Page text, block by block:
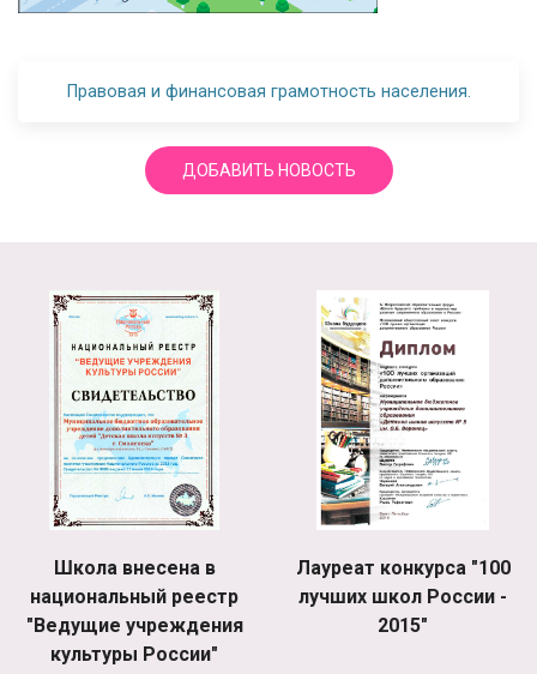
Правовая и финансовая грамотность населения.
ДОБАВИТЬ НОВОСТЬ
Школа внесена в
национальный реестр
"Ведущие учреждения
культуры России"
Лауреат конкурса "100
лучших школ России -
2015"